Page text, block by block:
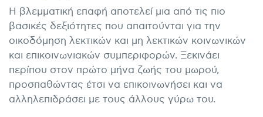
Η βλεμματική επαφή αποτελεί μια από τις πιο
βασικές δεξιότητες που απαιτούνται για την
οικοδόμηση λεκτικών και μη λεκτικών κοινωνικών
και επικοινωνιακών συμπεριφορών. Ξεκινάει
περίπου στον πρώτο μήνα ζωής του μωρού,
προσπαθώντας έτσι να επικοινωνήσει και να
αλληλεπιδράσει με τους άλλους γύρω του.